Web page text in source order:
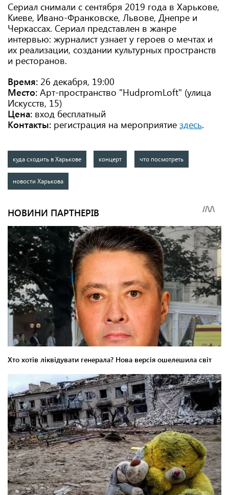
Сериал снимали с сентября 2019 года в Харькове,
Киеве, Ивано-Франковске, Львове, Днепре и
Черкассах. Сериал представлен в жанре
интервью: журналист узнает у героев о мечтах и
их реализации, создании культурных пространств
и ресторанов.
Время: 26 декабря, 19:00
Место: Арт-пространство "HudpromLoft" (улица
Искусств, 15)
Цена: вход бесплатный
Контакты: регистрация на мероприятие здесь.
куда сходить в Харькове концерт что посмотреть
новости Харькова